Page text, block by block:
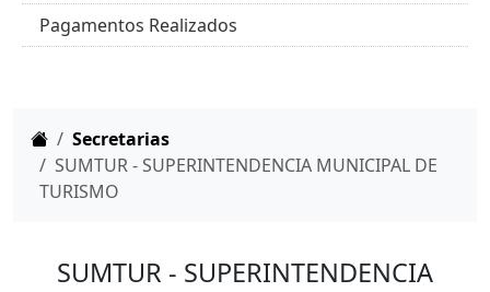
Pagamentos Realizados
HomeSecretarias
SUMTUR - SUPERINTENDENCIA MUNICIPAL DE
TURISMO
SUMTUR - SUPERINTENDENCIA